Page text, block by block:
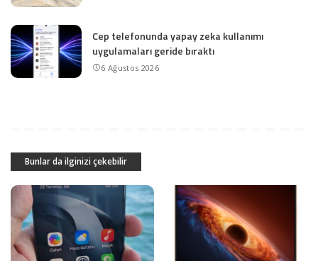
Cep telefonunda yapay zeka kullanımı
uygulamaları geride bıraktı
6 Ağustos 2026
Bunlar da ilginizi çekebilir